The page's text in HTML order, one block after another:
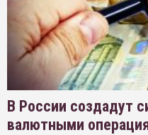
В России создадут
валютными